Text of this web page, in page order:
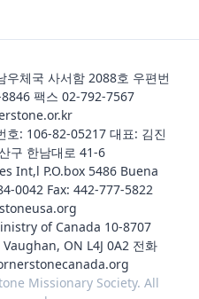
우체국 사서함 2088호 우편번
팩스 02-792-7567
호: 106-82-05217 대표: 김진
구 한남대로 41-6
Int,l P.O.box 5486 Buena
0042 Fax: 442-777-5822
of Canada 10-8707
ON L4J 0A2 전화
Missionary Society. All